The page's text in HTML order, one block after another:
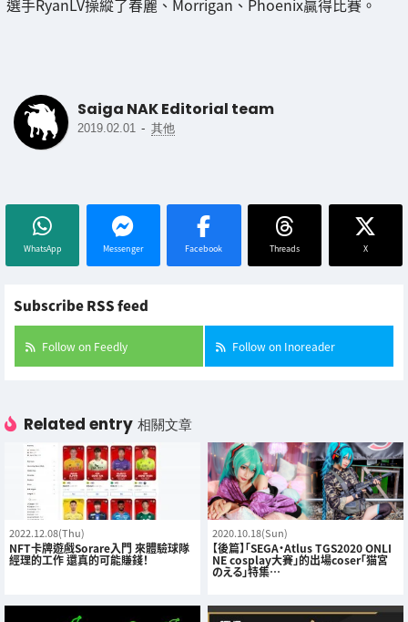
選手RyanLV操縱了春麗、Morrigan、Phoenix贏得比賽。
Saiga NAK Editorial team
2019.02.01 - 其他
WhatsApp Messenger Facebook Threads X
Subscribe RSS feed
Follow on Feedly Follow on Inoreader
Related entry 相關文章
2022.12.08(Thu)
NFT卡牌遊戲Sorare入門 來體驗球隊
經理的工作 還真的可能賺錢！
2020.10.18(Sun)
【後篇】「SEGA・Atlus TGS2020 ONLI
NE cosplay大賽」的出場coser「猫宮
のえる」特集…